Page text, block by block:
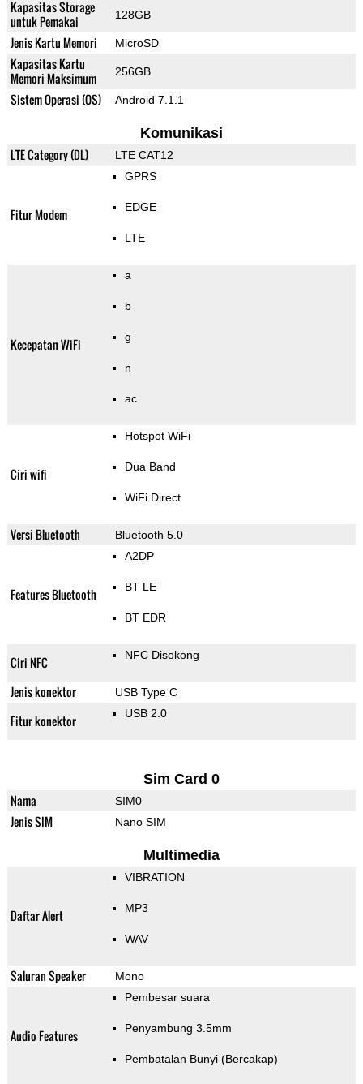
Kapasitas Storage
untuk Pemakai
128GB
Jenis Kartu Memori MicroSD
Kapasitas Kartu
Memori Maksimum
256GB
Sistem Operasi (OS) Android 7.1.1
Komunikasi
LTE Category (DL) LTE CAT12
Fitur Modem
GPRS
EDGE
LTE
Kecepatan WiFi
a
b
g
n
ac
Ciri wifi
Hotspot WiFi
Dua Band
WiFi Direct
Versi Bluetooth Bluetooth 5.0
Features Bluetooth
A2DP
BT LE
BT EDR
Ciri NFC NFC Disokong
Jenis konektor USB Type C
Fitur konektor USB 2.0
Sim Card 0
Nama SIM0
Jenis SIM Nano SIM
Multimedia
Daftar Alert
VIBRATION
MP3
WAV
Saluran Speaker Mono
Audio Features
Pembesar suara
Penyambung 3.5mm
Pembatalan Bunyi (Bercakap)